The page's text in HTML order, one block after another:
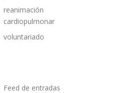
reanimación
cardiopulmonar
voluntariado
Feed de entradas